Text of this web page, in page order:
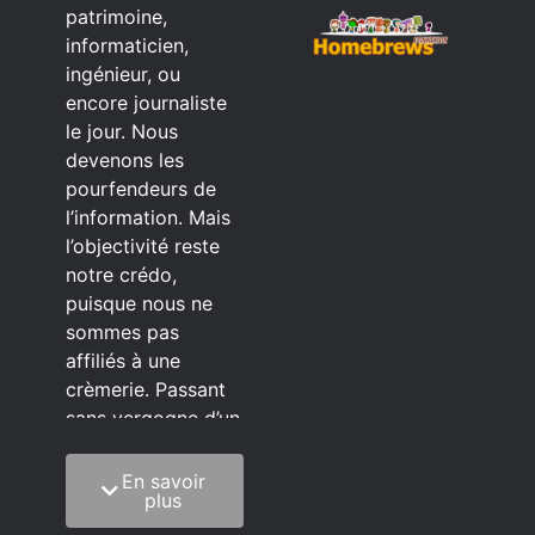
patrimoine,
informaticien,
ingénieur, ou
encore journaliste
le jour. Nous
devenons les
pourfendeurs de
l’information. Mais
l’objectivité reste
notre crédo,
puisque nous ne
sommes pas
affiliés à une
crèmerie. Passant
sans vergogne d’un
C’est quoi notre
méthode?
En savoir
plus